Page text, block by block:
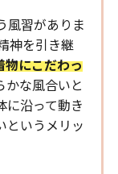
風習がありま
神を引き継
物にこだわっ
な風合いと
に沿って動き
というメリッ